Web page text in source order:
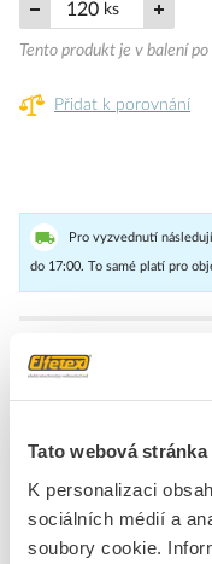
Tato webová
K personalizaci
sociálních médií a
soubory cookie.
ks
Tento produkt je v balení
Přidat k porovnání
Pro vyzvednutí
do 17:00. To samé platí pro
MultiFit - Označení
barva bílá
Označení svorek
Modulární rozteč